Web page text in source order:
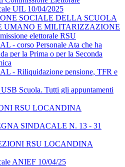
UIL 10/04/2025
SOCIALE DELLA SCUOLA
UMANO E MILITARIZZAZIONE
elettorale RSU
- corso Personale Ata che ha
per la Prima o per la Seconda
- Riliquidazione pensione, TFR e
Scuola. Tutti gli appuntamenti
RSU LOCANDINA
SINDACALE N. 13 - 31
RSU LOCANDINA
ANIEF 10/04/25